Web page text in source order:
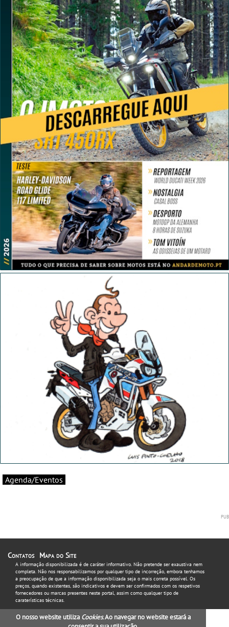
Agenda/Eventos
Contatos Mapa do Site
A informação disponibilizada é de caráter informativo. Não pretende ser exaustiva nem
completa. Não nos responsabilizamos por qualquer tipo de incorreção, embora tenhamos
a preocupação de que a informação disponibilizada seja o mais correta possível. Os
preços, quando existentes, são indicativos e devem ser confirmados com os respetivos
fornecedores ou marcas presentes neste portal, assim como qualquer tipo de
caraterísticas técnicas.
O nosso website utiliza Cookies. Ao navegar no website estará a